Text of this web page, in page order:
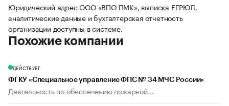
Юридический адрес ООО «ВПО ПМК», выписка ЕГРЮЛ,
аналитические данные и бухгалтерская отчетность
организации доступны в системе.
Похожие компании
ДЕЙСТВУЕТ
ФГКУ «Специальное управление ФПС № 34 МЧС России»
Деятельность по обеспечению пожарной...